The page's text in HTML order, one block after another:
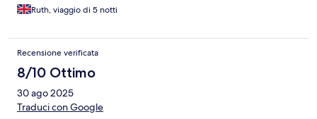
Ruth, viaggio di 5 notti
Recensione verificata
8/10 Ottimo
30 ago 2025
Traduci con Google